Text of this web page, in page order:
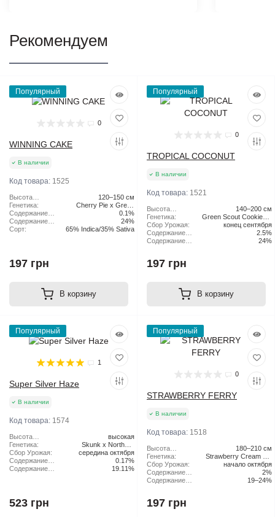
Рекомендуем
Популярный
0
WINNING CAKE
В наличии
Код товара: 1525
Высота
растения:
120–150 см
Генетика:
Cherry Pie x Green
Scout Cookies
Содержание
CBD:
0.1%
Содержание
ТГК:
24%
Сорт:
65% Indica/35% Sativa
197 грн
В корзину
Популярный
0
TROPICAL COCONUT
В наличии
Код товара: 1521
Высота
растения:
140–200 см
Генетика:
Green Scout Cookies x
Tangie
Сбор Урожая:
конец сентября
Содержание
CBD:
2.5%
Содержание
24%
197 грн
В корзину
Популярный
1
Super Silver Haze
В наличии
Код товара: 1574
Высота
растения:
высокая
Генетика:
Skunk x Northern
Lights x Haze
Сбор Урожая:
середина октября
Содержание
CBD:
0.17%
Содержание
19.11%
523 грн
Популярный
0
STRAWBERRY FERRY
В наличии
Код товара: 1518
Высота
растения:
180–210 см
Генетика:
Strawberry Cream Pie
x Original Haze
Сбор Урожая:
начало октября
Содержание
CBD:
2%
Содержание
19–24%
197 грн